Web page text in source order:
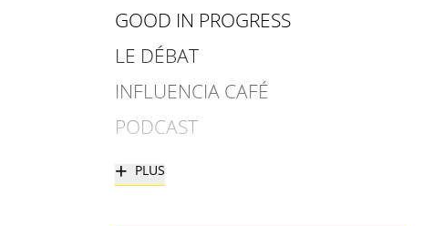
GOOD IN PROGRESS
LE DÉBAT
INFLUENCIA CAFÉ
PODCAST
+ PLUS